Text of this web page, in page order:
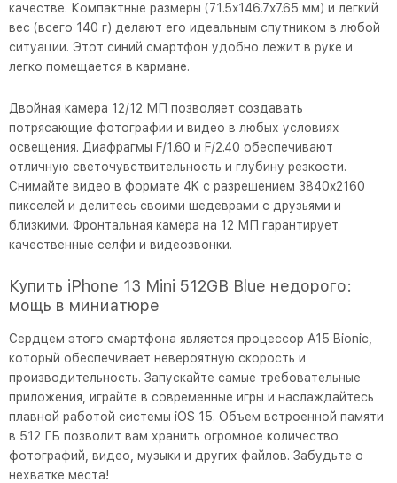
качестве. Компактные размеры (71.5x146.7x7.65 мм) и легкий
вес (всего 140 г) делают его идеальным спутником в любой
ситуации. Этот синий смартфон удобно лежит в руке и
легко помещается в кармане.
Двойная камера 12/12 МП позволяет создавать
потрясающие фотографии и видео в любых условиях
освещения. Диафрагмы F/1.60 и F/2.40 обеспечивают
отличную светочувствительность и глубину резкости.
Снимайте видео в формате 4K с разрешением 3840x2160
пикселей и делитесь своими шедеврами с друзьями и
близкими. Фронтальная камера на 12 МП гарантирует
качественные селфи и видеозвонки.
Купить iPhone 13 Mini 512GB Blue недорого:
мощь в миниатюре
Сердцем этого смартфона является процессор A15 Bionic,
который обеспечивает невероятную скорость и
производительность. Запускайте самые требовательные
приложения, играйте в современные игры и наслаждайтесь
плавной работой системы iOS 15. Объем встроенной памяти
в 512 ГБ позволит вам хранить огромное количество
фотографий, видео, музыки и других файлов. Забудьте о
нехватке места!